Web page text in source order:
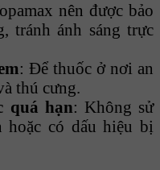
nên được bảo
tránh ánh sáng trực
: Để thuốc ở nơi an
thú cưng.
quá hạn: Không sử
hoặc có dấu hiệu bị